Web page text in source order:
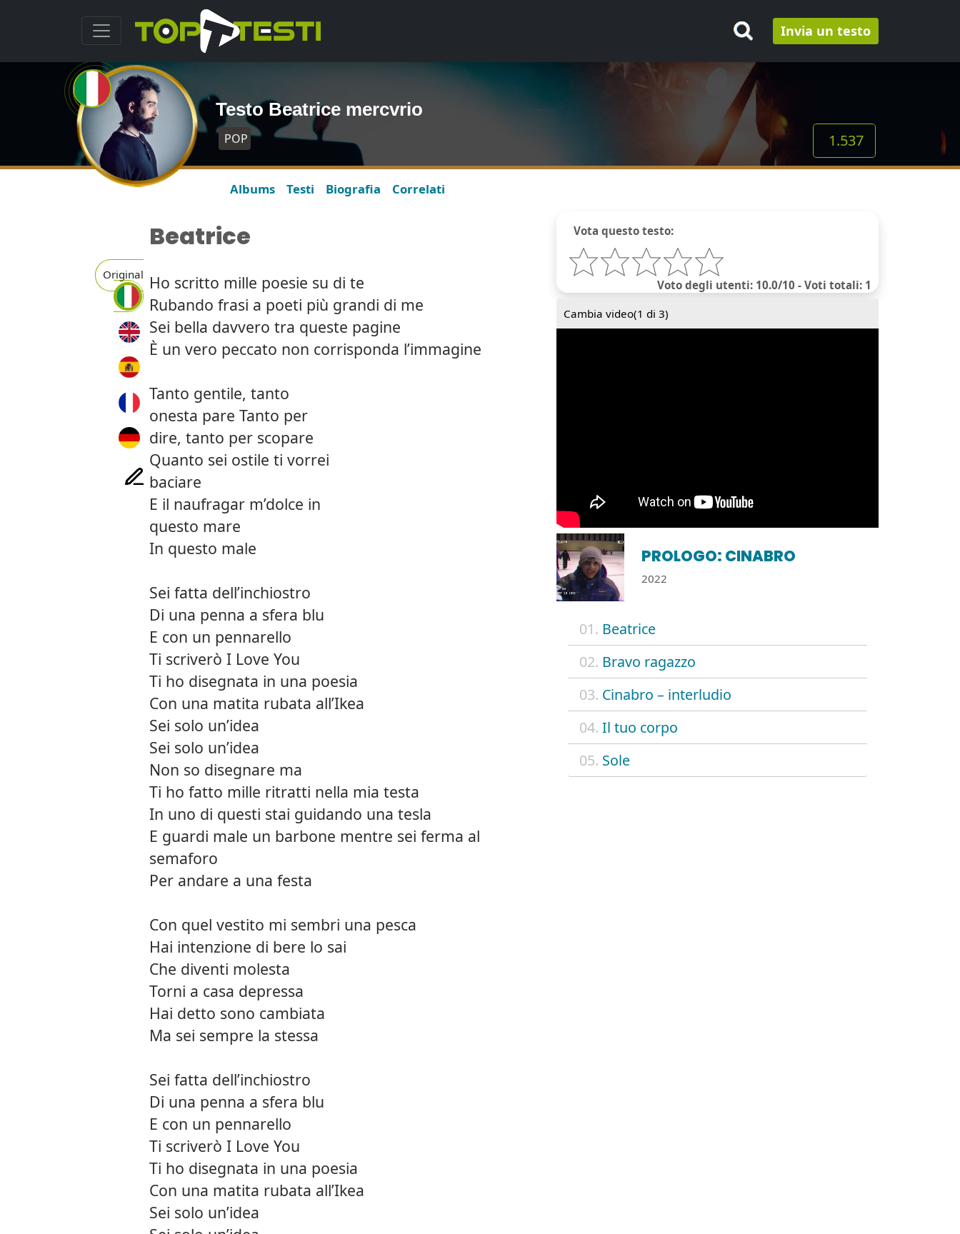
Invia un testo
Testo Beatrice mercvrio
POP 1.537
Albums Testi Biografia Correlati
Original
Vota questo testo:
Voto degli utenti: 10.0/10 - Voti totali: 1
Cambia video(1 di 3)
PROLOGO: CINABRO
2022
01. Beatrice
02. Bravo ragazzo
03. Cinabro – interludio
04. Il tuo corpo
05. Sole
Beatrice
Ho scritto mille poesie su di te
Rubando frasi a poeti più grandi di me
Sei bella davvero tra queste pagine
È un vero peccato non corrisponda l’immagine
Tanto gentile, tanto
onesta pare Tanto per
dire, tanto per scopare
Quanto sei ostile ti vorrei
baciare
E il naufragar m’dolce in
questo mare
In questo male
Sei fatta dell’inchiostro
Di una penna a sfera blu
E con un pennarello
Ti scriverò I Love You
Ti ho disegnata in una poesia
Con una matita rubata all’Ikea
Sei solo un’idea
Sei solo un’idea
Non so disegnare ma
Ti ho fatto mille ritratti nella mia testa
In uno di questi stai guidando una tesla
E guardi male un barbone mentre sei ferma al
semaforo
Per andare a una festa
Con quel vestito mi sembri una pesca
Hai intenzione di bere lo sai
Che diventi molesta
Torni a casa depressa
Hai detto sono cambiata
Ma sei sempre la stessa
Sei fatta dell’inchiostro
Di una penna a sfera blu
E con un pennarello
Ti scriverò I Love You
Ti ho disegnata in una poesia
Con una matita rubata all’Ikea
Sei solo un’idea